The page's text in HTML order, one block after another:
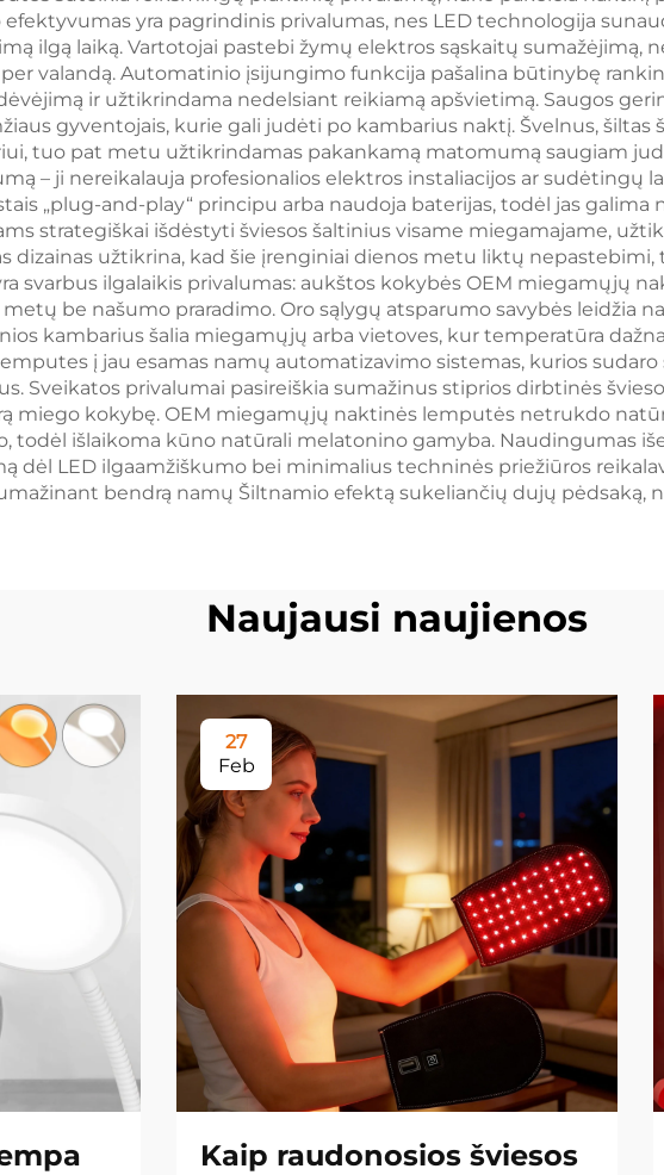
knygos lempa
ryškumo
USB-C
18 valandų
naudojimas
yra pagrindinis privalumas, nes LED technologija
ilgą laiką. Vartotojai pastebi žymų elektros sąskaitų sumažėjimą,
valandą. Automatinio įsijungimo funkcija pašalina būtinybę
ir užtikrindama nedelsiant reikiamą apšvietimą. Saugos
gyventojais, kurie gali judėti po kambarius naktį. Švelnus,
tuo pat metu užtikrindamas pakankamą matomumą saugiam
– ji nereikalauja profesionalios elektros instaliacijos ar sudėtingų
„plug-and-play“ principu arba naudoja baterijas, todėl jas
strategiškai išdėstyti šviesos šaltinius visame miegamajame,
dizainas užtikrina, kad šie įrenginiai dienos metu liktų nepastebimi,
svarbus ilgalaikis privalumas: aukštos kokybės OEM miegamųjų
be našumo praradimo. Oro sąlygų atsparumo savybės leidžia
kambarius šalia miegamųjų arba vietoves, kur temperatūra
į jau esamas namų automatizavimo sistemas, kurios
Sveikatos privalumai pasireiškia sumažinus stiprios dirbtinės
miego kokybę. OEM miegamųjų naktinės lemputės netrukdo
todėl išlaikoma kūno natūrali melatonino gamyba. Naudingumas
dėl LED ilgaamžiškumo bei minimalius techninės priežiūros
bendrą namų Šiltnamio efektą sukeliančių dujų pėdsaką,
Naujausi naujienos
27
Feb
Kaip raudonosios šviesos